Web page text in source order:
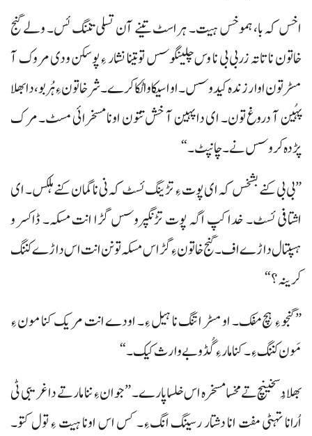
اخس کہ با، ہموخس ہیت۔ ہراسٹ تینے آن تسلی تننگ ئس۔ ولے گنج
خاتون نا تاتہ زربی بی نا وس چلینگوسس تو تینا نشار ءِ پوسکن ودی مروک آ
مسڑ تون اوار زندہ کیدوسس۔ او اسیکا وا ٹَکا کرے۔ شرخاتون ءِ ہُربو، دا بھلا
پہُین آ دروغ تون۔ ای دا پہین آ خش تتون اونا مسخرائی مسٹ۔ مرک
پڑدہ کروسس نے۔ چانپٹ۔“
”بی بی کنے بشخس کہ ای پوت ءِ تڑینگ ئسٹ کہ نی ناگمان کنے ہلکس۔ ای
اشتافی ئسٹ۔ خدا کپ اگہ پوت تڑنگپروسس گڑا انت مسکہ۔ ڈاکسر و
ہسپتال داڑے اف۔ گنج خاتون ءِ گڑاس مسکہ تو نن انت اس داڑے کننگ
کرینہ؟“
”گنجو ءِ ہچ مفک۔ او مسڑ اتنگ نا ہیل ءِ۔ اودے انت مریک کنا مون ءِ
مَون کننگ ءِ۔ کنا مار ءِ گُڈ و بے وارث کیک۔“
بھلا دُسخینچ تے مخسا مسخرہ اس خلسا پارے۔ ”جوان ءِ ننا مار تے دا غریبی ٹی
اُرانا تہٹی مفت انا دشتار رسینگ انگءِ۔ کس اس اونا ہیت ءِ تول کتو۔